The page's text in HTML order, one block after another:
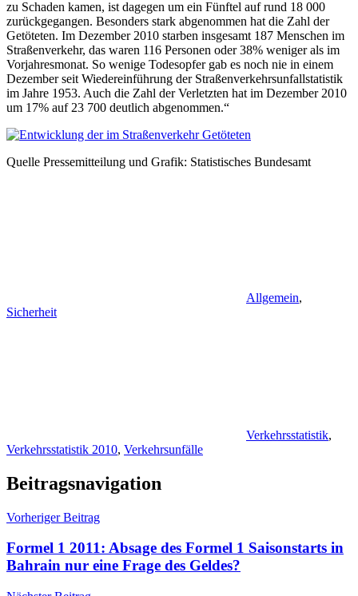
zu Schaden kamen, ist dagegen um ein Fünftel auf rund 18 000
zurückgegangen. Besonders stark abgenommen hat die Zahl der
Getöteten. Im Dezember 2010 starben insgesamt 187 Menschen im
Straßenverkehr, das waren 116 Personen oder 38% weniger als im
Vorjahresmonat. So wenige Todesopfer gab es noch nie in einem
Dezember seit Wiedereinführung der Straßenverkehrsunfallstatistik
im Jahre 1953. Auch die Zahl der Verletzten hat im Dezember 2010
um 17% auf 23 700 deutlich abgenommen.“
Quelle Pressemitteilung und Grafik: Statistisches Bundesamt
Allgemein,
Sicherheit
Verkehrsstatistik,
Verkehrsstatistik 2010, Verkehrsunfälle
Beitragsnavigation
Vorheriger Beitrag
Formel 1 2011: Absage des Formel 1 Saisonstarts in
Bahrain nur eine Frage des Geldes?